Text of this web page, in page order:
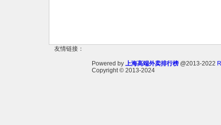
友情链接：
Powered by 上海高端外卖排行榜 @2013-2022
Copyright© 2013-2024